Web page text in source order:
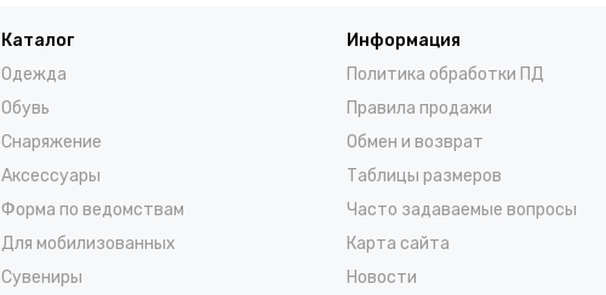
Каталог
Одежда
Обувь
Снаряжение
Аксессуары
Форма по ведомствам
Для мобилизованных
Сувениры
Информация
Политика обработки ПД
Правила продажи
Обмен и возврат
Таблицы размеров
Часто задаваемые вопросы
Карта сайта
Новости